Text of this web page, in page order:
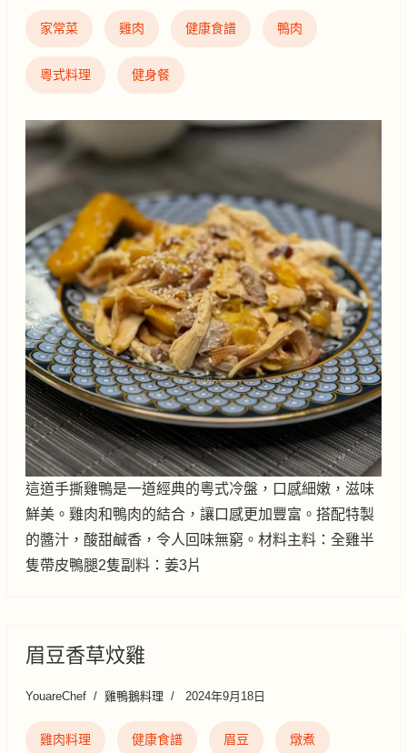
家常菜 雞肉 健康食譜 鴨肉
粵式料理 健身餐
這道手撕雞鴨是一道經典的粵式冷盤，口感細嫩，滋味
鮮美。雞肉和鴨肉的結合，讓口感更加豐富。搭配特製
的醬汁，酸甜鹹香，令人回味無窮。材料主料：全雞半
隻帶皮鴨腿2隻副料：姜3片
眉豆香草炆雞
YouareChef 雞鴨鵝料理 2024年9月18日
雞肉料理 健康食譜 眉豆 燉煮